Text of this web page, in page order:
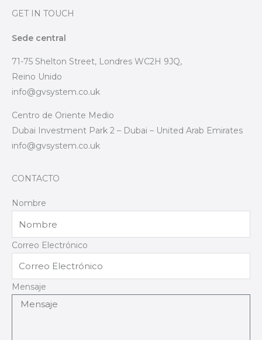
GET IN TOUCH
Sede central
71-75 Shelton Street, Londres WC2H 9JQ,
Reino Unido
info@gvsystem.co.uk
Centro de Oriente Medio
Dubai Investment Park 2 – Dubai – United Arab Emirates
info@gvsystem.co.uk
CONTACTO
Nombre
Correo Electrónico
Mensaje